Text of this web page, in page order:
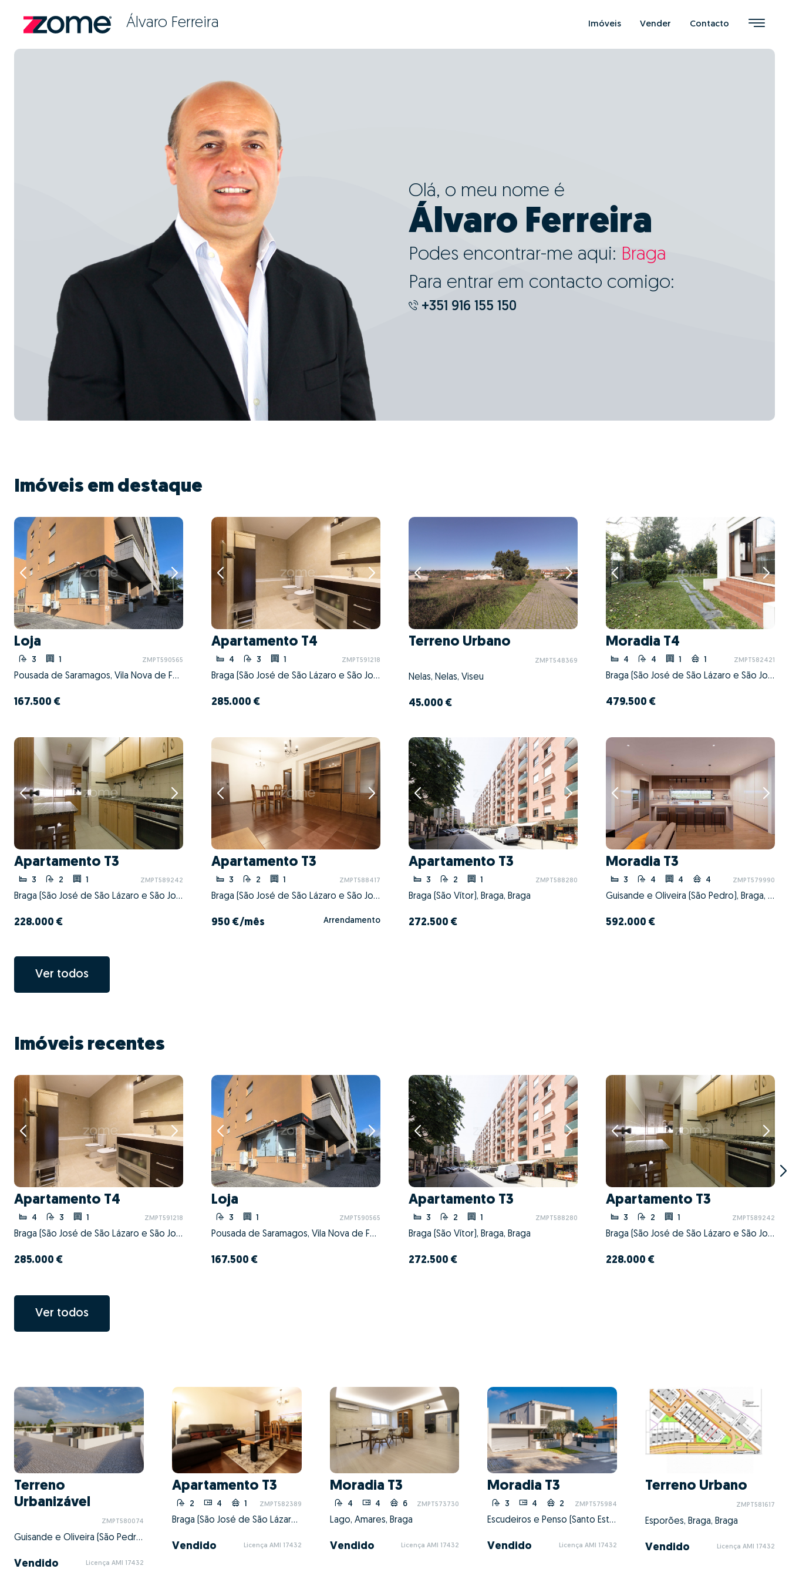
Álvaro Ferreira Imóveis Vender Contacto
Olá, o meu nome é
Álvaro Ferreira
Podes encontrar-me aqui: Braga
Para entrar em contacto comigo:
+351 916 155 150
Imóveis em destaque
Loja
3 1 ZMPT590565
Pousada de Saramagos, Vila Nova de Famalicão, Braga
167.500 €
Apartamento T4
4 3 1 ZMPT591218
Braga (São José de São Lázaro e São João do Souto), Braga, Braga
285.000 €
Terreno Urbano
ZMPT548369
Nelas, Nelas, Viseu
45.000 €
Moradia T4
4 4 1 1 ZMPT582421
Braga (São José de São Lázaro e São João do Souto), Braga, Braga
479.500 €
Apartamento T3
3 2 1 ZMPT589242
Braga (São José de São Lázaro e São João do Souto), Braga, Braga
228.000 €
Apartamento T3
3 2 1 ZMPT588417
Braga (São José de São Lázaro e São João do Souto), Braga, Braga
950 €/mês Arrendamento
Apartamento T3
3 2 1 ZMPT588280
Braga (São Vítor), Braga, Braga
272.500 €
Moradia T3
3 4 4 4 ZMPT579990
Guisande e Oliveira (São Pedro), Braga, Braga
592.000 €
Ver todos
Imóveis recentes
Apartamento T4
4 3 1 ZMPT591218
Braga (São José de São Lázaro e São João do Souto), Braga, Braga
285.000 €
Loja
3 1 ZMPT590565
Pousada de Saramagos, Vila Nova de Famalicão, Braga
167.500 €
Apartamento T3
3 2 1 ZMPT588280
Braga (São Vítor), Braga, Braga
272.500 €
Apartamento T3
3 2 1 ZMPT589242
Braga (São José de São Lázaro e São João do Souto), Braga, Braga
228.000 €
Ver todos
Terreno
Urbanizável
ZMPT580074
Guisande e Oliveira (São Pedro), Braga, Braga
Vendido Licença AMI 17432
Apartamento T3
2 4 1 ZMPT582389
Braga (São José de São Lázaro e São João do Souto), Braga, Braga
Vendido Licença AMI 17432
Moradia T3
4 4 6 ZMPT573730
Lago, Amares, Braga
Vendido Licença AMI 17432
Moradia T3
3 4 2 1
ZMPT575984
Escudeiros e Penso (Santo Estêvão e São Vicente), Braga, Braga
Vendido Licença AMI 17432
Terreno Urbano
ZMPT581617
Esporões, Braga, Braga
Vendido Licença AMI 17432